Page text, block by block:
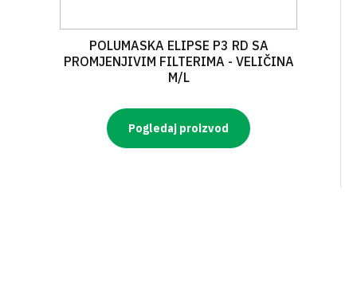
POLUMASKA ELIPSE P3 RD SA
PROMJENJIVIM FILTERIMA - VELIČINA
M/L
Pogledaj proizvod